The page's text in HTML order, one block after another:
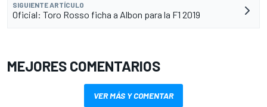
SIGUIENTE ARTÍCULO
Oficial: Toro Rosso ficha a Albon para la F1 2019
MEJORES COMENTARIOS
VER MÁS Y COMENTAR